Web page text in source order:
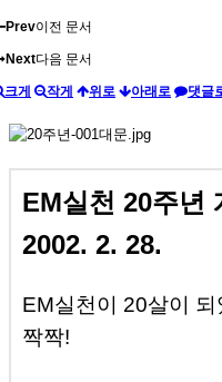
Prev이전 문서
Next다음 문서
크게 작게 위로 아래로 댓글
EM실천 20주년
2002. 2. 28.
EM실천이 20살이
짝짝!